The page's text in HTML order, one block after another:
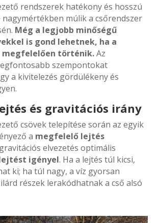
rendszerek hatékony és hosszú
múlik a csőrendszer
Még a legjobb minőségű
is gond lehetnek, ha a
megfelelően történik. Az
szempontokat
a kivitelezés gördülékeny és
és gravitációs irány
csövek telepítése során az egyik
a megfelelő lejtés
elvezetés optimális
igényel. Ha a lejtés túl kicsi,
ki; ha túl nagy, a víz gyorsan
részek lerakódhatnak a cső alsó